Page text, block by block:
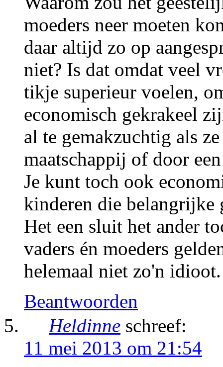
moeders neer moeten
daar altijd zo op
niet? Is dat omdat veel
tikje superieur voelen,
economisch gekrakeel
al te gemakzuchtig als
maatschappij of door
Je kunt toch ook
kinderen die belangrijke
Het een sluit het ander
vaders én moeders
helemaal niet zo'n idioot.
Beantwoorden
Heldinne schreef:
11 mei 2013 om 21:54